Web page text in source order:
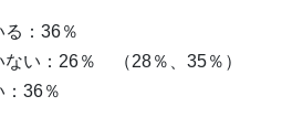
：36％
ない：26％ （28％、35％）
：36％